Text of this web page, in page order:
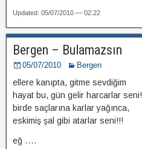
Updated: 05/07/2010 — 02:22
Bergen – Bulamazsın
05/07/2010 Bergen
ellere kanıpta, gitme sevdiğim
hayat bu, gün gelir harcarlar seni!
birde saçlarına karlar yağınca,
eskimiş şal gibi atarlar seni!!!
eğ ....